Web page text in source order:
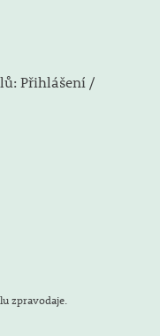
Přihlášení /
zpravodaje.